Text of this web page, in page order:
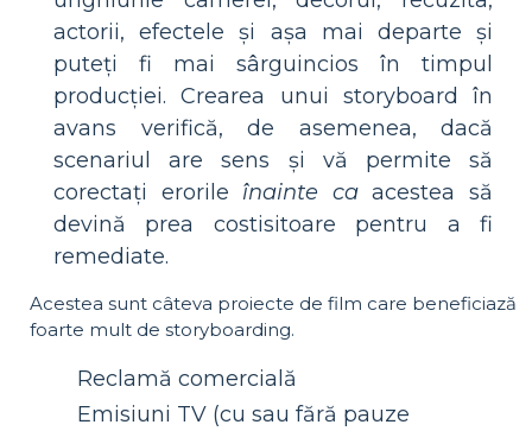
actorii, efectele și așa mai departe și
puteți fi mai sârguincios în timpul
producției. Crearea unui storyboard în
avans verifică, de asemenea, dacă
scenariul are sens și vă permite să
corectați erorile înainte caacestea să
devină prea costisitoare pentru a fi
remediate.
Acestea sunt câteva proiecte de film care beneficiază
foarte mult de storyboarding.
Reclamă comercială
Emisiuni TV (cu sau fără pauze